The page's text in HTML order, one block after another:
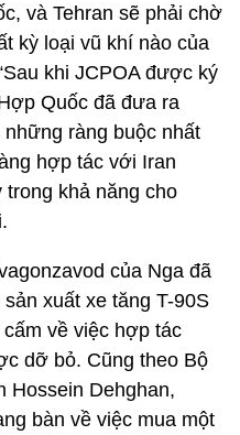
và Tehran sẽ phải chờ
kỳ loại vũ khí nào của
khi JCPOA được ký
Quốc đã đưa ra
ràng buộc nhất
hợp tác với Iran
trong khả năng cho
của Nga đã
xuất xe tăng T-90S
về việc hợp tác
dỡ bỏ. Cũng theo Bộ
Hossein Dehghan,
bàn về việc mua một